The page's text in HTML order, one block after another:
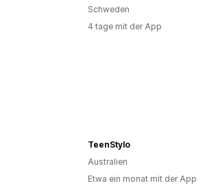
Schweden
4 tage mit der App
TeenStylo
Australien
Etwa ein monat mit der App